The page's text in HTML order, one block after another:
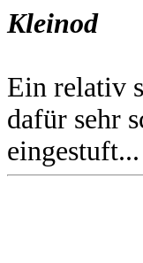
Kleinod
Ein relativ
dafür sehr